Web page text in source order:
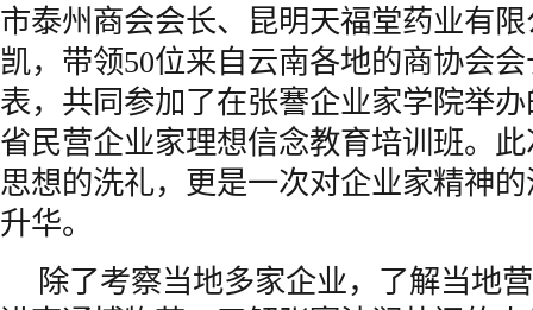
市泰州商会会长、昆明天福堂药业有
凯，带领50位来自云南各地的商协会
表，共同参加了在张謇企业家学院举
省民营企业家理想信念教育培训班。
思想的洗礼，更是一次对企业家精神
升华。
除了考察当地多家企业，了解当地